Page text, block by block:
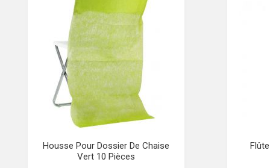
Housse Pour Dossier De Chaise
Vert 10 Pièces